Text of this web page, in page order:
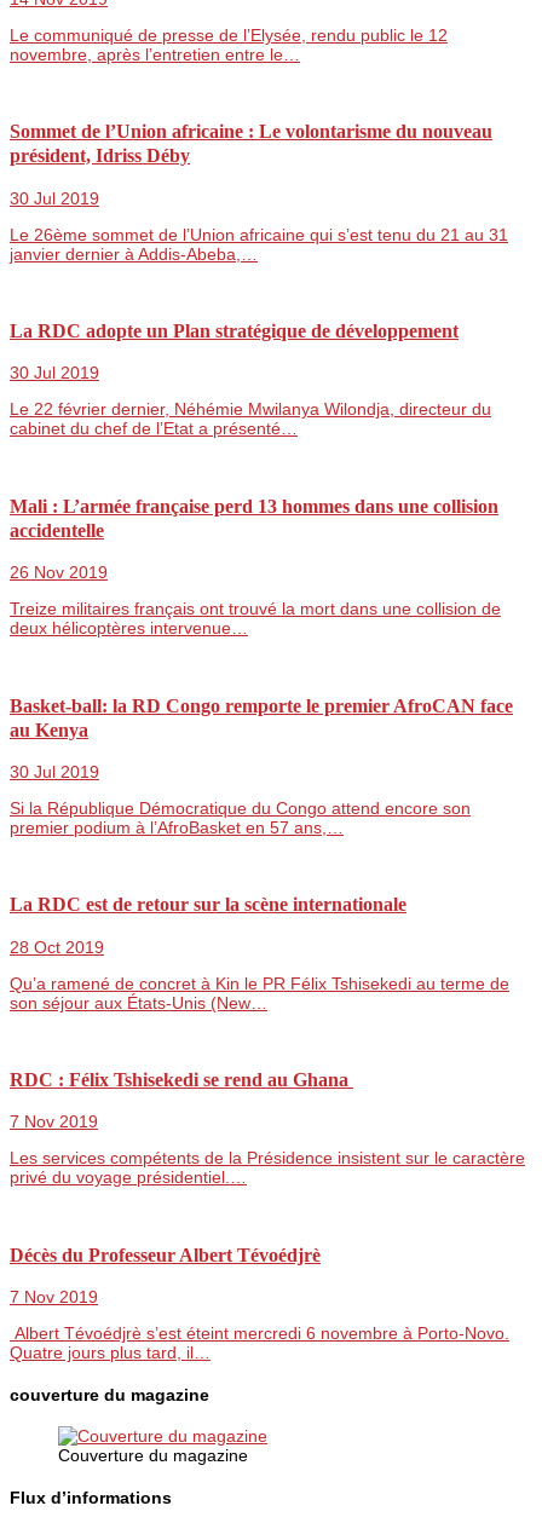
Le communiqué de presse de l’Elysée, rendu public le 12
novembre, après l’entretien entre le…
Sommet de l’Union africaine : Le volontarisme du nouveau
président, Idriss Déby
30 Jul 2019
Le 26ème sommet de l’Union africaine qui s’est tenu du 21 au 31
janvier dernier à Addis-Abeba,…
La RDC adopte un Plan stratégique de développement
30 Jul 2019
Le 22 février dernier, Néhémie Mwilanya Wilondja, directeur du
cabinet du chef de l’Etat a présenté…
Mali : L’armée française perd 13 hommes dans une collision
accidentelle
26 Nov 2019
Treize militaires français ont trouvé la mort dans une collision de
deux hélicoptères intervenue…
Basket-ball: la RD Congo remporte le premier AfroCAN face
au Kenya
30 Jul 2019
Si la République Démocratique du Congo attend encore son
premier podium à l’AfroBasket en 57 ans,…
La RDC est de retour sur la scène internationale
28 Oct 2019
Qu’a ramené de concret à Kin le PR Félix Tshisekedi au terme de
son séjour aux États-Unis (New…
RDC : Félix Tshisekedi se rend au Ghana
7 Nov 2019
Les services compétents de la Présidence insistent sur le caractère
privé du voyage présidentiel.…
Décès du Professeur Albert Tévoédjrè
7 Nov 2019
Albert Tévoédjrè s’est éteint mercredi 6 novembre à Porto-Novo.
Quatre jours plus tard, il…
couverture du magazine
Couverture du magazine
Flux d’informations